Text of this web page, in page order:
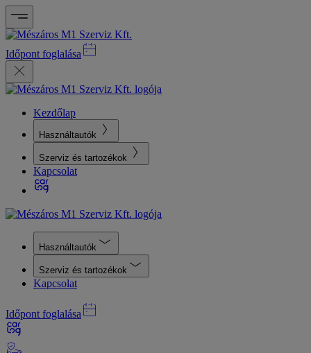
Időpont foglalása
Kezdőlap
Használtautók
Szerviz és tartozékok
Kapcsolat
Használtautók
Szerviz és tartozékok
Kapcsolat
Időpont foglalása